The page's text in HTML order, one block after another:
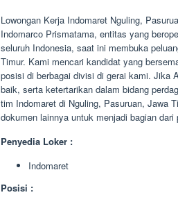
Lowongan Kerja Indomaret Nguling,
Indomarco Prismatama, entitas yang
seluruh Indonesia, saat ini membuka
Timur. Kami mencari kandidat yang
posisi di berbagai divisi di gerai kami. Jika
baik, serta ketertarikan dalam bidang
tim Indomaret di Nguling, Pasuruan, Jawa
dokumen lainnya untuk menjadi bagian
Penyedia Loker :
Indomaret
Posisi :